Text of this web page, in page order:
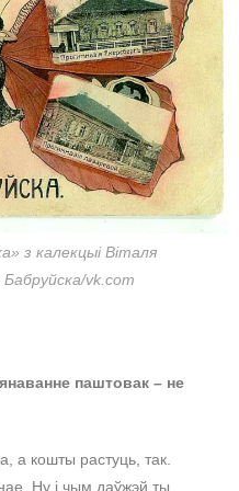
з калекцыі Віталя
vk.com
паштовак – не
а кошты растуць, так.
Ну і чым даўжэй ты